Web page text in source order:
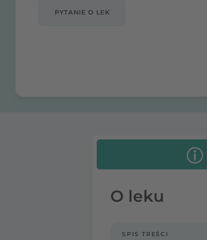
PYTANIE O LEK
O leku
SPIS TREŚCI